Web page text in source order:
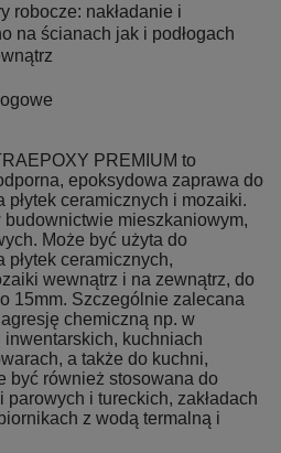
robocze: nakładanie i
na ścianach jak i podłogach
PREMIUM to
epoksydowa zaprawa do
ceramicz­nych i mozaiki.
mieszkanio­wym,
Może być użyta do
ceramicznych,
wewnątrz i na zewnątrz, do
15mm. Szczególnie zalecana
chemiczną np. w
kuchniach
a także do kuchni,
być również stosowana do
parowych i tureckich, zakładach
z wodą ter­malną i